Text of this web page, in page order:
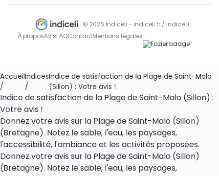
© 2026 Indiceli - indiceli.fr / indice.li
À proposAvisFAQContactMentions légales
Accueil
/
Indices
/
Indice de satisfaction de la Plage de Saint-Malo
(Sillon) : Votre avis !
Indice de satisfaction de la Plage de Saint-Malo (Sillon) :
Votre avis !
Donnez votre avis sur la Plage de Saint-Malo (Sillon)
(Bretagne). Notez le sable, l'eau, les paysages,
l'accessibilité, l'ambiance et les activités proposées.
Donnez votre avis sur la Plage de Saint-Malo (Sillon)
(Bretagne). Notez le sable, l'eau, les paysages,